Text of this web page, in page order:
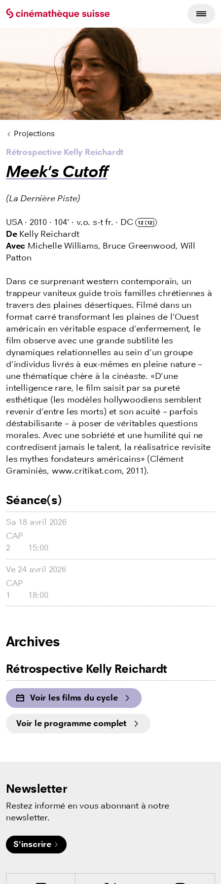
Projections
Rétrospective Kelly Reichardt
Meek's Cutoff
(La Dernière Piste)
USA· 2010 · 104' ·v.o. s-t fr. · DC 12 (12)
DeKelly Reichardt
Avec Michelle Williams, Bruce Greenwood, Will
Patton
Dans ce surprenant western contemporain, un
trappeur vaniteux guide trois familles chrétiennes à
travers des plaines désertiques. Filmé dans un
format carré transformant les plaines de l’Ouest
américain en véritable espace d’enfermement, le
film observe avec une grande subtilité les
dynamiques relationnelles au sein d’un groupe
d’individus livrés à eux-mêmes en pleine nature –
une thématique chère à la cinéaste. «D’une
intelligence rare, le film saisit par sa pureté
esthétique (les modèles hollywoodiens semblent
revenir d’entre les morts) et son acuité – parfois
déstabilisante – à poser de véritables questions
morales. Avec une sobriété et une humilité qui ne
contredisent jamais le talent, la réalisatrice revisite
les mythes fondateurs américains» (Clément
Graminiès, www.critikat.com, 2011).
Séance(s)
Sa 18 avril 2026
CAP
2
15:00
Ve 24 avril 2026
CAP
1
18:00
Archives
Rétrospective Kelly Reichardt
Voir les films du cycle
Voir le programme complet
Newsletter
Restez informé en vous abonnant à notre
newsletter.
S'inscrire